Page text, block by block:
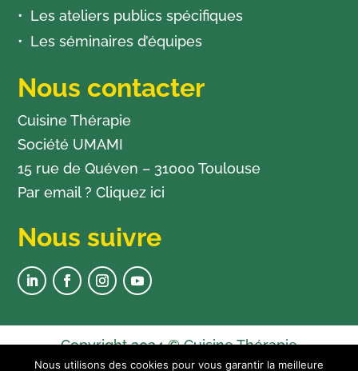
Les ateliers publics spécifiques
Les séminaires d’équipes
Nous contacter
Cuisine Thérapie
Société UMAMI
15 rue de Quéven – 31000 Toulouse
Par email ?Cliquez ici
Nous suivre
Copyright 2024 © Cuisine Thérapie
Nous utilisons des cookies pour vous garantir la meilleure